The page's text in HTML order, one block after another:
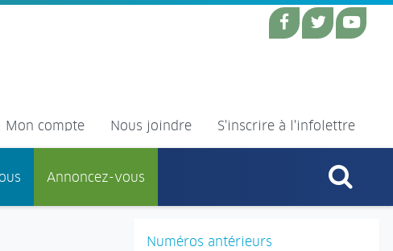
Mon compte Nous joindre S'inscrire à l'infolettre
Annoncez-vous
Numéros antérieurs